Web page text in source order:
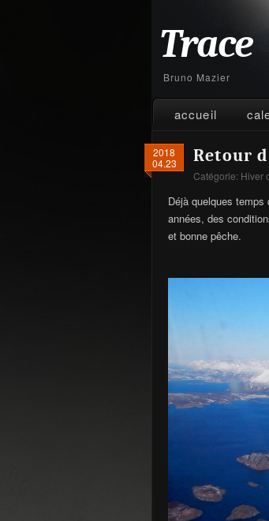
Trace
Bruno Mazier
accueil
2018
04.23
Retour
Catégorie: Hiver
Déjà quelques
années, des
et bonne pêche.